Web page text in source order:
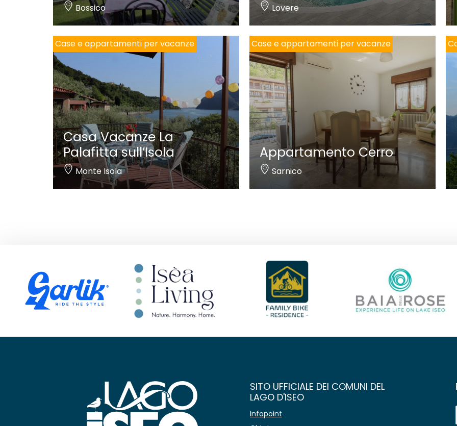
Bossico Lovere
Case e appartamenti per vacanze
Casa Vacanze La
Palafitta sull’Isola
Monte Isola
Case e appartamenti per vacanze
Appartamento Cerro
Sarnico
SITO UFFICIALE DEI COMUNI DEL
LAGO D'ISEO
Infopoint